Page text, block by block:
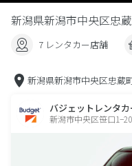
新潟県新潟市中央区忠
7 レンタカー店舗
新潟県新潟市中央区忠蔵
バジェットレンタ
新潟市中央区笹口